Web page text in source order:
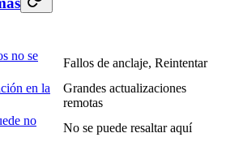
no se
Fallos de anclaje, Reintentar
en la
Grandes actualizaciones
remotas
no
No se puede resaltar aquí